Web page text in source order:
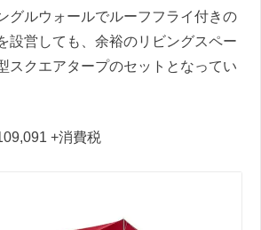
グルウォールでルーフフライ付きの
設営しても、余裕のリビングスペー
スクエアタープのセットとなってい
+消費税